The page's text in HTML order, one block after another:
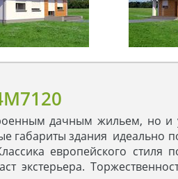
дачным жильем, но и
габариты здания идеально
европейского стиля
экстерьера.